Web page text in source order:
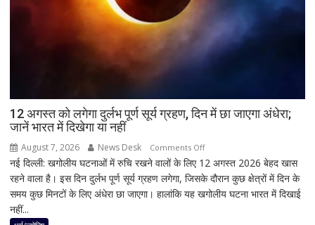
आत्ममंथन
ऐलान
12 अगस्त को लगेगा दुर्लभ पूर्ण सूर्य ग्रहण, दिन में छा जाएगा अंधेरा;
जानें भारत में दिखेगा या नहीं
August 7, 2026 News Desk Comments Offon
12
अगस्त
को
नई दिल्ली: खगोलीय घटनाओं में रुचि रखने वालों के लिए 12 अगस्त 2026 बेहद खास
रहने वाला है। इस दिन दुर्लभ पूर्ण सूर्य ग्रहण लगेगा, जिसके दौरान कुछ क्षेत्रों में दिन के
समय कुछ मिनटों के लिए अंधेरा छा जाएगा। हालांकि यह खगोलीय घटना भारत में दिखाई
नहीं...